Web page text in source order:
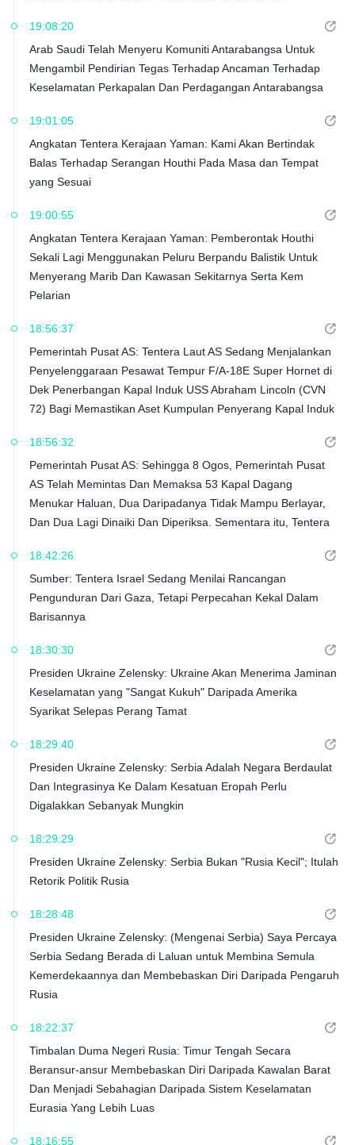
19:08:20
Arab Saudi Telah Menyeru Komuniti Antarabangsa Untuk
Mengambil Pendirian Tegas Terhadap Ancaman Terhadap
Keselamatan Perkapalan Dan Perdagangan Antarabangsa
19:01:05
Angkatan Tentera Kerajaan Yaman: Kami Akan Bertindak
Balas Terhadap Serangan Houthi Pada Masa dan Tempat
yang Sesuai
19:00:55
Angkatan Tentera Kerajaan Yaman: Pemberontak Houthi
Sekali Lagi Menggunakan Peluru Berpandu Balistik Untuk
Menyerang Marib Dan Kawasan Sekitarnya Serta Kem
Pelarian
18:56:37
Pemerintah Pusat AS: Tentera Laut AS Sedang Menjalankan
Penyelenggaraan Pesawat Tempur F/A-18E Super Hornet di
Dek Penerbangan Kapal Induk USS Abraham Lincoln (CVN
72) Bagi Memastikan Aset Kumpulan Penyerang Kapal Induk
Sekatan Maritim AS Terhadap Iran
18:56:32
Pemerintah Pusat AS: Sehingga 8 Ogos, Pemerintah Pusat
AS Telah Memintas Dan Memaksa 53 Kapal Dagang
Menukar Haluan, Dua Daripadanya Tidak Mampu Berlayar,
Dan Dua Lagi Dinaiki Dan Diperiksa. Sementara itu, Tentera
Menjalankan Operasi Bantuan Kemanusiaan
18:42:26
Sumber: Tentera Israel Sedang Menilai Rancangan
Pengunduran Dari Gaza, Tetapi Perpecahan Kekal Dalam
Barisannya
18:30:30
Presiden Ukraine Zelensky: Ukraine Akan Menerima Jaminan
Keselamatan yang "Sangat Kukuh" Daripada Amerika
Syarikat Selepas Perang Tamat
18:29:40
Presiden Ukraine Zelensky: Serbia Adalah Negara Berdaulat
Dan Integrasinya Ke Dalam Kesatuan Eropah Perlu
Digalakkan Sebanyak Mungkin
18:29:29
Presiden Ukraine Zelensky: Serbia Bukan "Rusia Kecil"; Itulah
Retorik Politik Rusia
18:28:48
Presiden Ukraine Zelensky: (Mengenai Serbia) Saya Percaya
Serbia Sedang Berada di Laluan untuk Membina Semula
Kemerdekaannya dan Membebaskan Diri Daripada Pengaruh
Rusia
18:22:37
Timbalan Duma Negeri Rusia: Timur Tengah Secara
Beransur-ansur Membebaskan Diri Daripada Kawalan Barat
Dan Menjadi Sebahagian Daripada Sistem Keselamatan
Eurasia Yang Lebih Luas
18:16:55